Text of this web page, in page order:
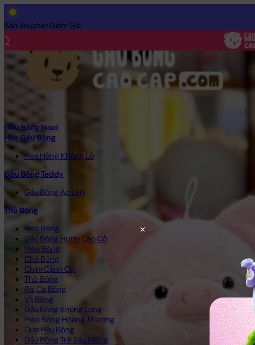
Săn Voucher Giảm Giá
Gấu Bông Noel
Hoa Gấu Bông
Hoa Hồng Khổng Lồ
Gấu Bông Teddy
Gấu Bông Áo Len
Thú Bông
Heo Bông
Gấu Bông Hươu Cao Cổ
Mèo Bông
Chó Bông
Chim Cánh Cụt
Thỏ Bông
Rái Cá Bông
Vịt Bông
Gấu Bông Khủng Long
Mèo Bông Hoàng Thượng
Dưa Hấu Bông
Gấu Bông Trái Sầu Riêng
Trang Chủ